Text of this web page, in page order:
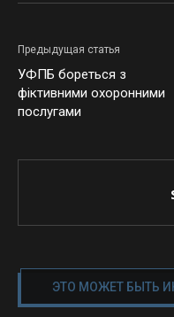
Предыдущая статья
УФПБ бореться з
фіктивними охоронними
послугами
ЭТО МОЖЕТ БЫТЬ